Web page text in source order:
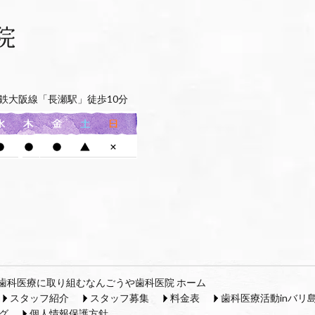
大阪線「長瀬駅」徒歩10分
科医療に取り組むなんごうや歯科医院 ホーム
スタッフ紹介
スタッフ募集 料金表
歯科医療活動inバリ